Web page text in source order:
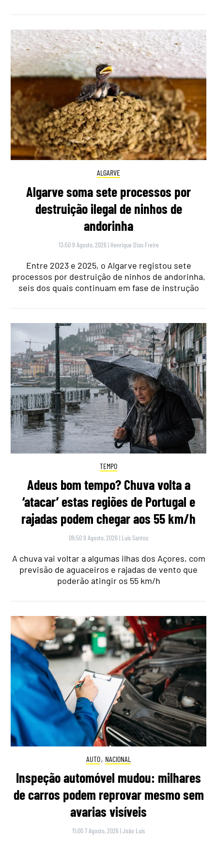
ALGARVE
Algarve soma sete processos por
destruição ilegal de ninhos de
andorinha
13:50 9 Agosto, 2026 | Henrique Dias Freire
Entre 2023 e 2025, o Algarve registou sete
processos por destruição de ninhos de andorinha,
seis dos quais continuam em fase de instrução
TEMPO
Adeus bom tempo? Chuva volta a
‘atacar’ estas regiões de Portugal e
rajadas podem chegar aos 55 km/h
09:50 9 Agosto, 2026 | Luís Santos
A chuva vai voltar a algumas ilhas dos Açores, com
previsão de aguaceiros e rajadas de vento que
poderão atingir os 55 km/h
AUTO, NACIONAL
Inspeção automóvel mudou: milhares
de carros podem reprovar mesmo sem
avarias visíveis
11:00 7 Agosto, 2026 |João Luís